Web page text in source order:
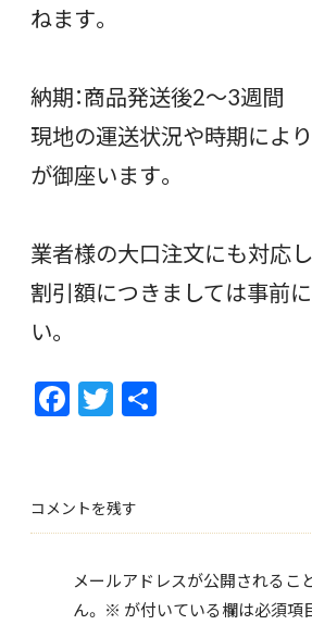
ねます。
納期：商品発送後2〜3週間
現地の運送状況や時期によ
が御座います。
業者様の大口注文にも対応し
割引額につきましては事前
い。
F
ac
b
o
o
k
T
w
er
コメントを残す
メールアドレスが公開されるこ
ん。 ※ が付いている欄は必須項